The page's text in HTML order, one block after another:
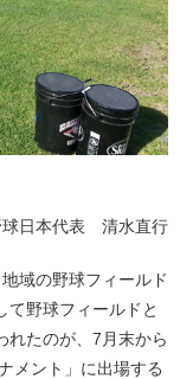
球日本代表 清水直行
域の野球フィールド
て野球フィールドと
れたのが、7月末から
メント」に出場する